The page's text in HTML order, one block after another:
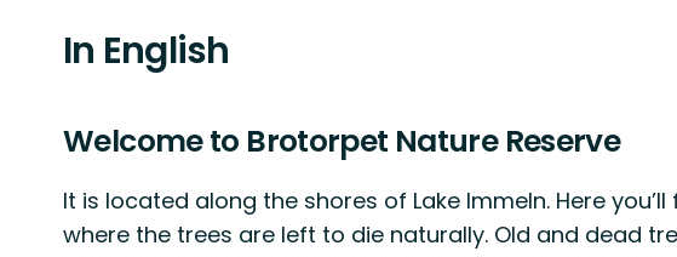
In English
Welcome to Brotorpet Nature Reserve
It is located along the shores of Lake Immeln. Here
where the trees are left to die naturally. Old and dead